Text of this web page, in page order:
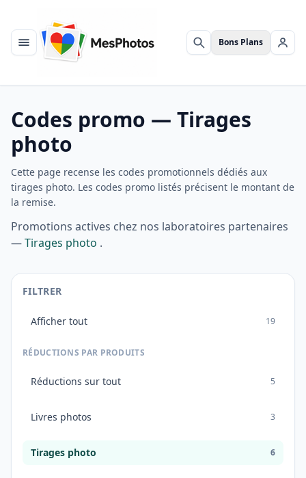
Menu Rechercher
Bons Plans Se
Codes promo — Tirages
photo
Cette page recense les codes promotionnels dédiés aux
tirages photo. Les codes promo listés précisent le montant de
la remise.
Promotions actives chez nos laboratoires partenaires
—Tirages photo .
FILTRER
Afficher tout 19
RÉDUCTIONS PAR PRODUITS
Réductions sur tout 5
Livres photos 3
Tirages photo 6